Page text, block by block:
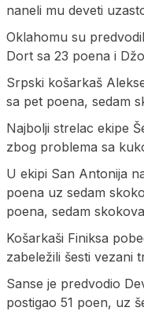
naneli mu deveti
Oklahomu su
Dort sa 23 poena i
Srpski košarkaš
sa pet poena, sedam
Najbolji strelac ekipe
zbog problema sa
U ekipi San Antonija
poena uz sedam
poena, sedam
Košarkaši Finiksa
zabeležili šesti vezani
Sanse je predvodio
postigao 51 poen, uz